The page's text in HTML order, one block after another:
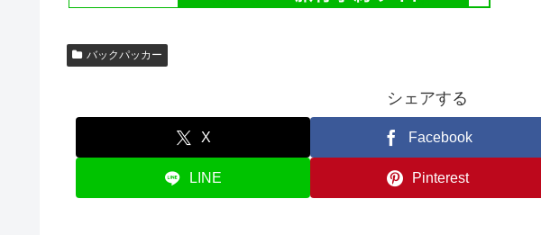
バックパッカー
シェアする
X Facebook
LINE Pinterest